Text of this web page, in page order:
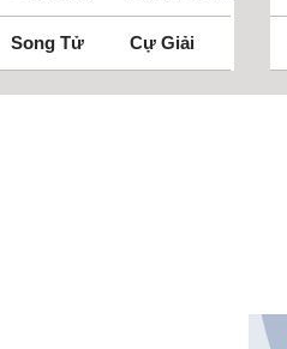
Song Tử Cự Giải